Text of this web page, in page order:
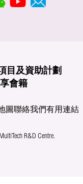
目及資助計劃
會籍
圖聯絡我們有用連結
R&D Centre.